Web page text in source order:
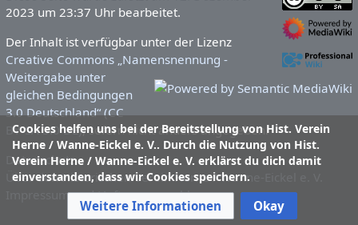
Cookies helfen uns bei der Bereitstellung von Hist. Verein
Herne / Wanne-Eickel e. V.. Durch die Nutzung von Hist.
Verein Herne / Wanne-Eickel e. V. erklärst du dich damit
einverstanden, dass wir Cookies speichern.
Weitere Informationen Okay
2023 um 23:37 Uhr bearbeitet.
Der Inhalt ist verfügbar unter der Lizenz
Creative Commons „Namensnennung -
Weitergabe unter
gleichen Bedingungen
3.0 Deutschland“ (CC
BY-SA 3.0 DE), sofern nicht anders angegeben.
Datenschutz
Über den Historischen Verein Herne / Wanne-Eickel e. V.
Impressum und Haftungsausschluss